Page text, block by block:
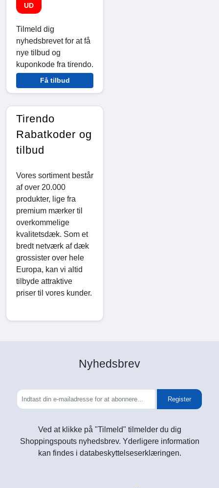
UD
Tilmeld dig
nyhedsbrevet for at få
nye tilbud og
kuponkode fra tirendo.
Få tilbud
Tirendo
Rabatkoder og
tilbud
Vores sortiment består
af over 20.000
produkter, lige fra
premium mærker til
overkommelige
kvalitetsdæk. Som et
bredt netværk af dæk
grossister over hele
Europa, kan vi altid
tilbyde attraktive
priser til vores kunder.
Nyhedsbrev
Register
Ved at klikke på "Tilmeld" tilmelder du dig
Shoppingspouts nyhedsbrev. Yderligere information
kan findes i databeskyttelseserklæringen.